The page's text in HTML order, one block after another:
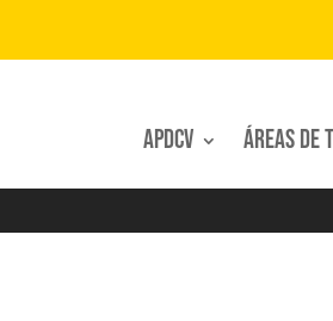
APDCV Áreas de